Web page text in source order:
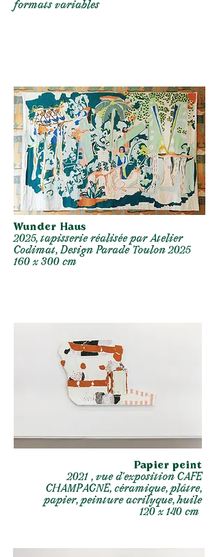
formats variables
Wunder Haus
2025, tapisserie réalisée par Atelier
Codimat, Design Parade Toulon 2025
160 x 300 cm
Papier peint
2021 , vue d’exposition CAFE
CHAMPAGNE, céramique, plâtre,
papier, peinture acrilyque, huile
120 x 140 cm